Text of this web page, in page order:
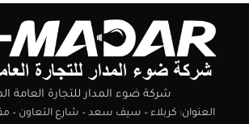
شركة ضوء المدار للتجارة العامة
العنوان: كربلاء – سيف سعد – شارع التعاون –